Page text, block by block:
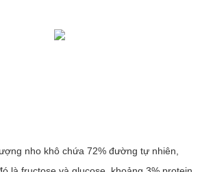
nho khô chứa 72% đường tự nhiên,